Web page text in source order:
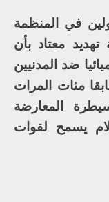
في المنظمة
معتاد بأن
ضد المدنيين
مئات المرات
المعارضة
يسمح لقوات